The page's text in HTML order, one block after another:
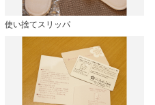
使い捨てスリッパ